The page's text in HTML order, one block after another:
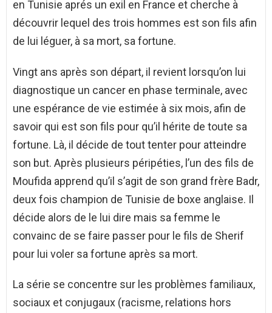
en Tunisie aprés un exil en France et cherche à
découvrir lequel des trois hommes est son fils afin
de lui léguer, à sa mort, sa fortune.
Vingt ans après son départ, il revient lorsqu’on lui
diagnostique un cancer en phase terminale, avec
une espérance de vie estimée à six mois, afin de
savoir qui est son fils pour qu’il hérite de toute sa
fortune. Là, il décide de tout tenter pour atteindre
son but. Après plusieurs péripéties, l’un des fils de
Moufida apprend qu’il s’agit de son grand frère Badr,
deux fois champion de Tunisie de boxe anglaise. Il
décide alors de le lui dire mais sa femme le
convainc de se faire passer pour le fils de Sherif
pour lui voler sa fortune après sa mort.
La série se concentre sur les problèmes familiaux,
sociaux et conjugaux (racisme, relations hors